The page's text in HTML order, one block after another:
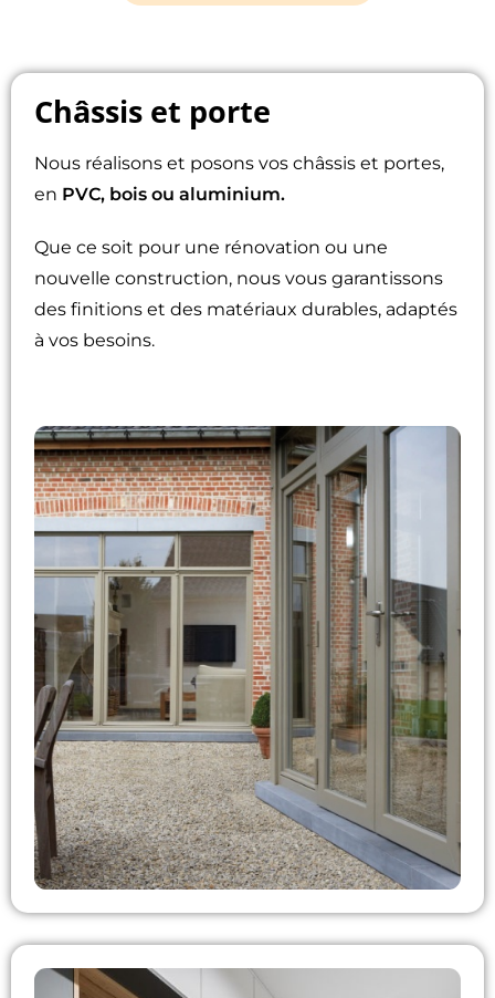
Châssis et porte
Nous réalisons et posons vos châssis et portes,
en PVC, bois ou aluminium.
Que ce soit pour une rénovation ou une
nouvelle construction, nous vous garantissons
des finitions et des matériaux durables, adaptés
à vos besoins.